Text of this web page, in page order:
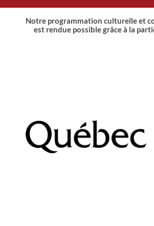
Notre programmation culturelle et
est rendue possible grâce à la